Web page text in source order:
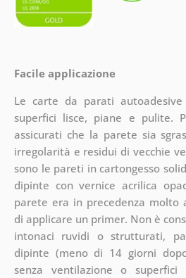
Facile applicazione
Le carte da parati autoadesive
superfici lisce, piane e pulite.
assicurati che la parete sia
irregolarità e residui di vecchie
sono le pareti in cartongesso
dipinte con vernice acrilica
parete era in precedenza molto
di applicare un primer. Non è
intonaci ruvidi o strutturati,
dipinte (meno di 14 giorni
senza ventilazione o superfici